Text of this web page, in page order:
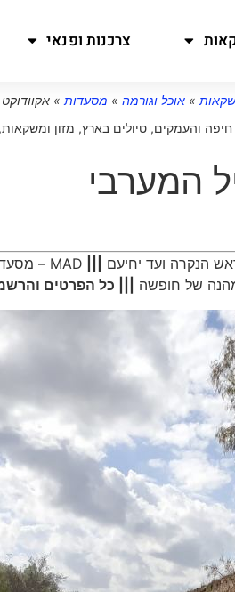
צרכנות ופנאי
»אוכל וגורמה » מסעדות »
חיפה והעמקים, טיולים בארץ, מזון ומשקאות,
המערבי
הנקרה ועד יחיעם
MAD – מסעדה נהריינית מטריפה
של חופשה ||| כל הפרטים